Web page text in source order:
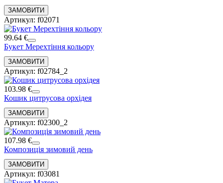
Артикул: f02071
99.64 €
Букет Мерехтіння кольору
Артикул: f02784_2
103.98 €
Кошик цитрусова орхідея
Артикул: f02300_2
107.98 €
Композиція зимовий день
Артикул: f03081